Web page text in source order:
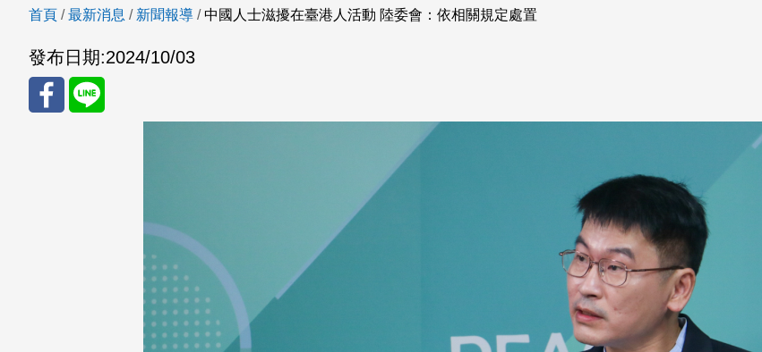
首頁 /最新消息 / 新聞報導 /中國人士滋擾在臺港人活動 陸委會：依相關規定處置
發布日期:2024/10/03